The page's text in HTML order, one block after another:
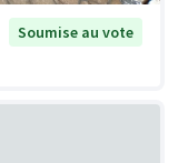
Soumise au vote